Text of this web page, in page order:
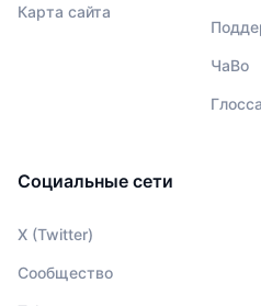
Карта сайта
ЧаВо
Социальные сети
X (Twitter)
Сообщество